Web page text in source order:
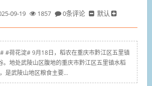
09-19 1857 0条评论 默认
#荷花淀# 9月18日，稻农在重庆市黔江区五里镇
。地处武陵山区腹地的重庆市黔江区五里镇水稻
是武陵山地区粮食主要...